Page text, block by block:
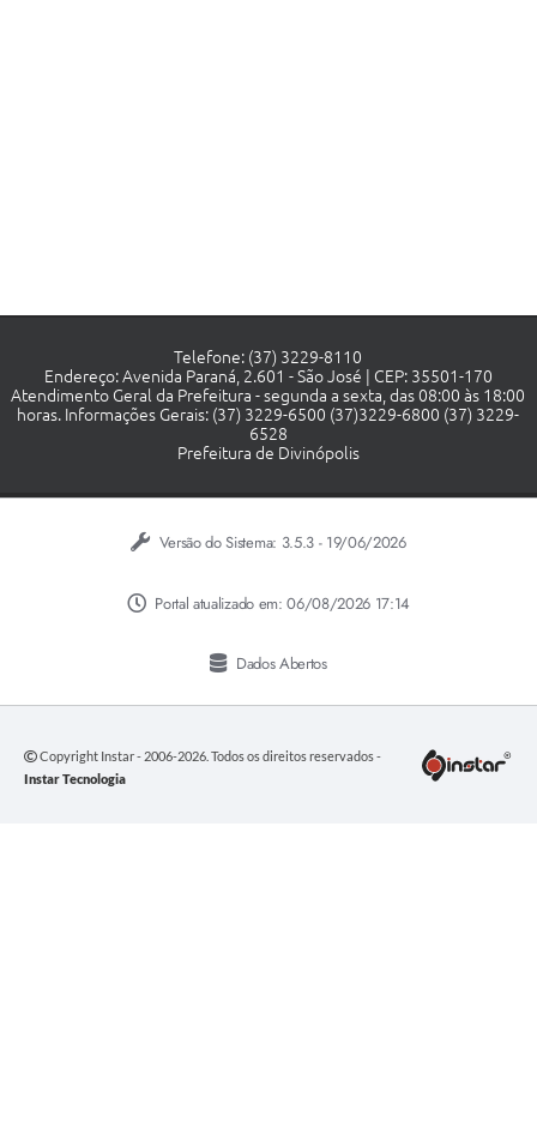
Telefone: (37) 3229-8110
Endereço: Avenida Paraná, 2.601 - São José | CEP: 35501-170
Atendimento Geral da Prefeitura - segunda a sexta, das 08:00 às 18:00
horas. Informações Gerais: (37) 3229-6500 (37)3229-6800 (37) 3229-
6528
Prefeitura de Divinópolis
Versão do Sistema: 3.5.3 - 19/06/2026
Portal atualizado em:06/08/2026 17:14
Dados Abertos
Copyright Instar - 2006-2026. Todos os direitos reservados -
Instar Tecnologia